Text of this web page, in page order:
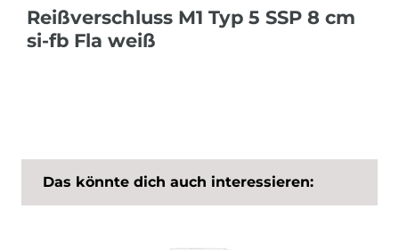
Reißverschluss M1 Typ 5 SSP 8 cm
si-fb Fla weiß
Das könnte dich auch interessieren: